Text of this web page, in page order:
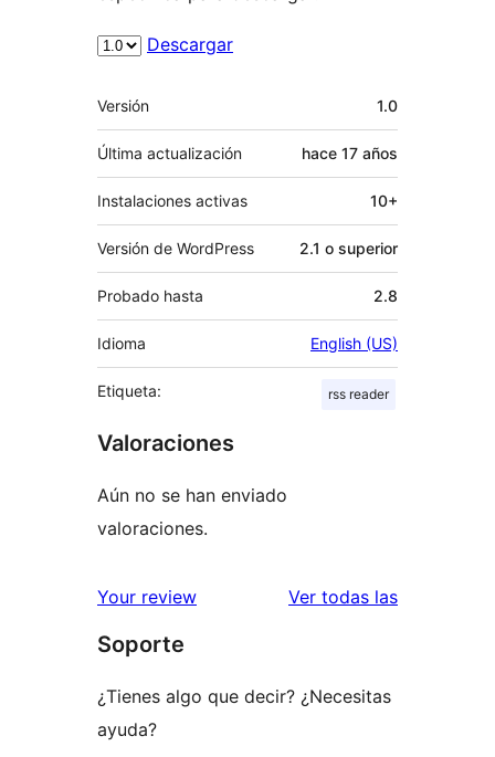
Descargar
Meta
Versión 1.0
Última actualización hace 17 años
Instalaciones activas 10+
Versión de WordPress 2.1 o superior
Probado hasta 2.8
Idioma English (US)
Etiqueta: rss reader
Valoraciones
Aún no se han enviado
valoraciones.
Your review Ver todas las
Soporte
¿Tienes algo que decir? ¿Necesitas
ayuda?